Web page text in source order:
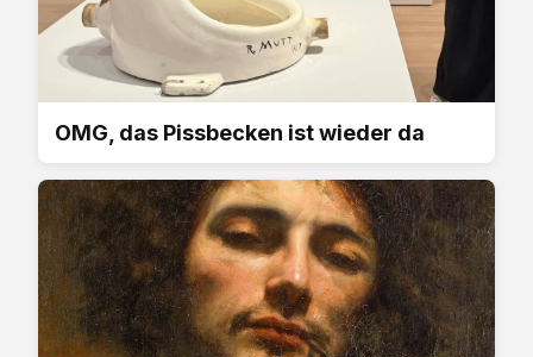
OMG, das Pissbecken ist wieder da